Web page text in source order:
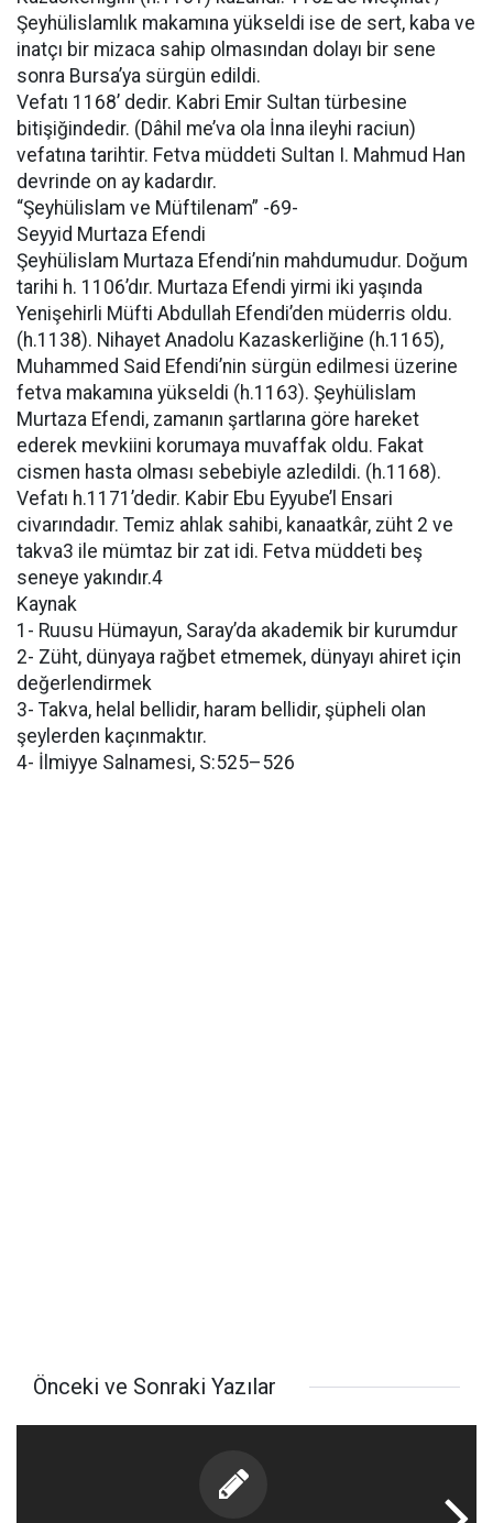
Şeyhülislamlık makamına yükseldi ise de sert, kaba ve
inatçı bir mizaca sahip olmasından dolayı bir sene
sonra Bursa’ya sürgün edildi.
Vefatı 1168’ dedir. Kabri Emir Sultan türbesine
bitişiğindedir. (Dâhil me’va ola İnna ileyhi raciun)
vefatına tarihtir. Fetva müddeti Sultan I. Mahmud Han
devrinde on ay kadardır.
“Şeyhülislam ve Müftilenam” -69-
Seyyid Murtaza Efendi
Şeyhülislam Murtaza Efendi’nin mahdumudur. Doğum
tarihi h. 1106’dır. Murtaza Efendi yirmi iki yaşında
Yenişehirli Müfti Abdullah Efendi’den müderris oldu.
(h.1138). Nihayet Anadolu Kazaskerliğine (h.1165),
Muhammed Said Efendi’nin sürgün edilmesi üzerine
fetva makamına yükseldi (h.1163). Şeyhülislam
Murtaza Efendi, zamanın şartlarına göre hareket
ederek mevkiini korumaya muvaffak oldu. Fakat
cismen hasta olması sebebiyle azledildi. (h.1168).
Vefatı h.1171’dedir. Kabir Ebu Eyyube’l Ensari
civarındadır. Temiz ahlak sahibi, kanaatkâr, züht 2 ve
takva3 ile mümtaz bir zat idi. Fetva müddeti beş
seneye yakındır.4
Kaynak
1- Ruusu Hümayun, Saray’da akademik bir kurumdur
2- Züht, dünyaya rağbet etmemek, dünyayı ahiret için
değerlendirmek
3- Takva, helal bellidir, haram bellidir, şüpheli olan
şeylerden kaçınmaktır.
4- İlmiyye Salnamesi, S:525–526
Önceki ve Sonraki Yazılar